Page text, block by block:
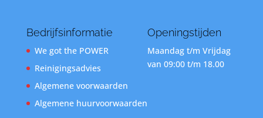
Bedrijfsinformatie
We got the POWER
Reinigingsadvies
Algemene voorwaarden
Algemene huurvoorwaarden
Openingstijden
Maandag t/m Vrijdag
van 09:00 t/m 18.00